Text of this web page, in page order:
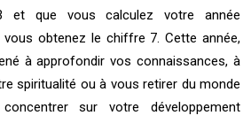
que vous calculez votre année
vous obtenez le chiffre 7. Cette année,
à approfondir vos connaissances, à
spiritualité ou à vous retirer du monde
sur votre développement